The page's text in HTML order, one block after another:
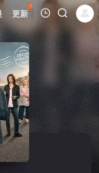
更新
95
热榜 APP